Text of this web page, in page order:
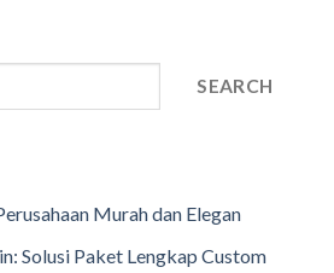
SEARCH
Murah dan Elegan
Solusi Paket Lengkap Custom